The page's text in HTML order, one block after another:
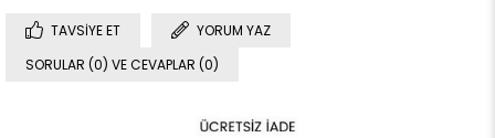
TAVSIYE ET
YORUM YAZ
SORULAR (0) VE CEVAPLAR (0)